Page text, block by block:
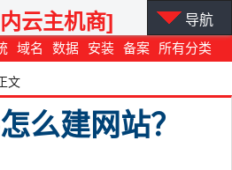
域名 数据 安装 备案 所有分类
云主机商] 导航
文
么建网站？